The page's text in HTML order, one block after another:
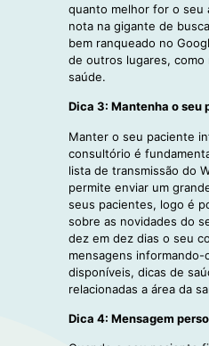
quanto melhor for o seu
nota na gigante de
bem ranqueado no
de outros lugares, como
saúde.
Dica 3: Mantenha o seu
Manter o seu paciente
consultório é
lista de transmissão do
permite enviar um
seus pacientes, logo é
sobre as novidades do
dez em dez dias o seu
mensagens
disponíveis, dicas de
relacionadas a área da
Dica 4: Mensagem